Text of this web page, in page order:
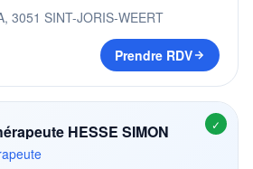
, 3051 SINT-JORIS-WEERT
Prendre RDV
✓
HESSE SIMON